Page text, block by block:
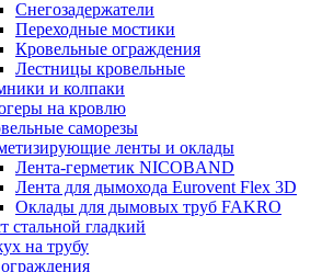
Снегозадержатели
Переходные мостики
Кровельные ограждения
Лестницы кровельные
и колпаки
на кровлю
саморезы
ленты и оклады
Лента-герметик NICOBAND
Лента для дымохода Eurovent Flex 3D
Оклады для дымовых труб FAKRO
стальной гладкий
на трубу